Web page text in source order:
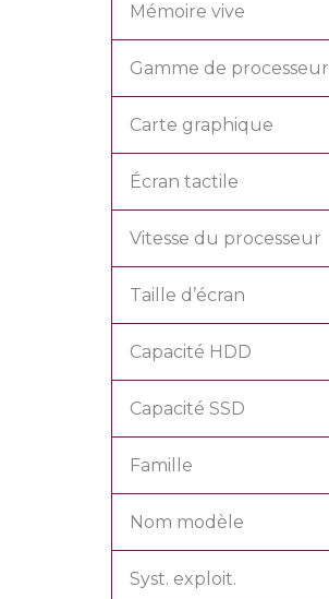
Mémoire vive
Gamme de processeur
Carte graphique
Écran tactile
Vitesse du processeur
Taille d’écran
Capacité HDD
Capacité SSD
Famille
Nom modèle
Syst. exploit.